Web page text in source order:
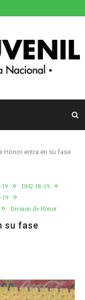
Honor entra en su fase
19
DH2 18-19
19
Division de Honor
su fase